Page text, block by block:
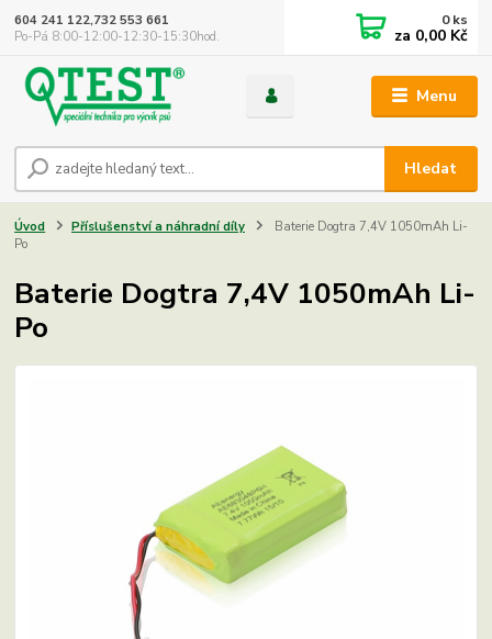
Menu
Hledat
604 241 122,732 553 661
Po-Pá 8:00-12:00-12:30-15:30hod.
0ks
za 0,00 Kč
Úvod Příslušenství a náhradní díly
Baterie Dogtra 7,4V 1050mAh Li-
Po
Baterie Dogtra 7,4V 1050mAh Li-
Po